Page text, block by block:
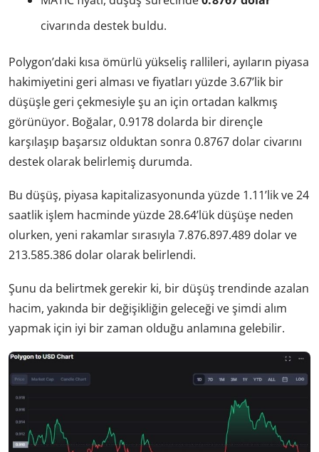
civarında destek buldu.
Polygon’daki kısa ömürlü yükseliş rallileri, ayıların piyasa
hakimiyetini geri alması ve fiyatları yüzde 3.67’lik bir
düşüşle geri çekmesiyle şu an için ortadan kalkmış
görünüyor. Boğalar, 0.9178 dolarda bir dirençle
karşılaşıp başarsız olduktan sonra 0.8767 dolar civarını
destek olarak belirlemiş durumda.
Bu düşüş, piyasa kapitalizasyonunda yüzde 1.11’lik ve 24
saatlik işlem hacminde yüzde 28.64’lük düşüşe neden
olurken, yeni rakamlar sırasıyla 7.876.897.489 dolar ve
213.585.386 dolar olarak belirlendi.
Şunu da belirtmek gerekir ki, bir düşüş trendinde azalan
hacim, yakında bir değişikliğin geleceği ve şimdi alım
yapmak için iyi bir zaman olduğu anlamına gelebilir.